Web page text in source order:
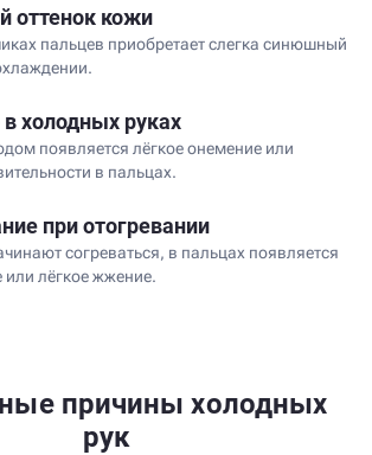
оттенок кожи
пальцев приобретает слегка синюшный
холодных руках
появляется лёгкое онемение или
в пальцах.
при отогревании
согреваться, в пальцах появляется
лёгкое жжение.
причины холодных
рук